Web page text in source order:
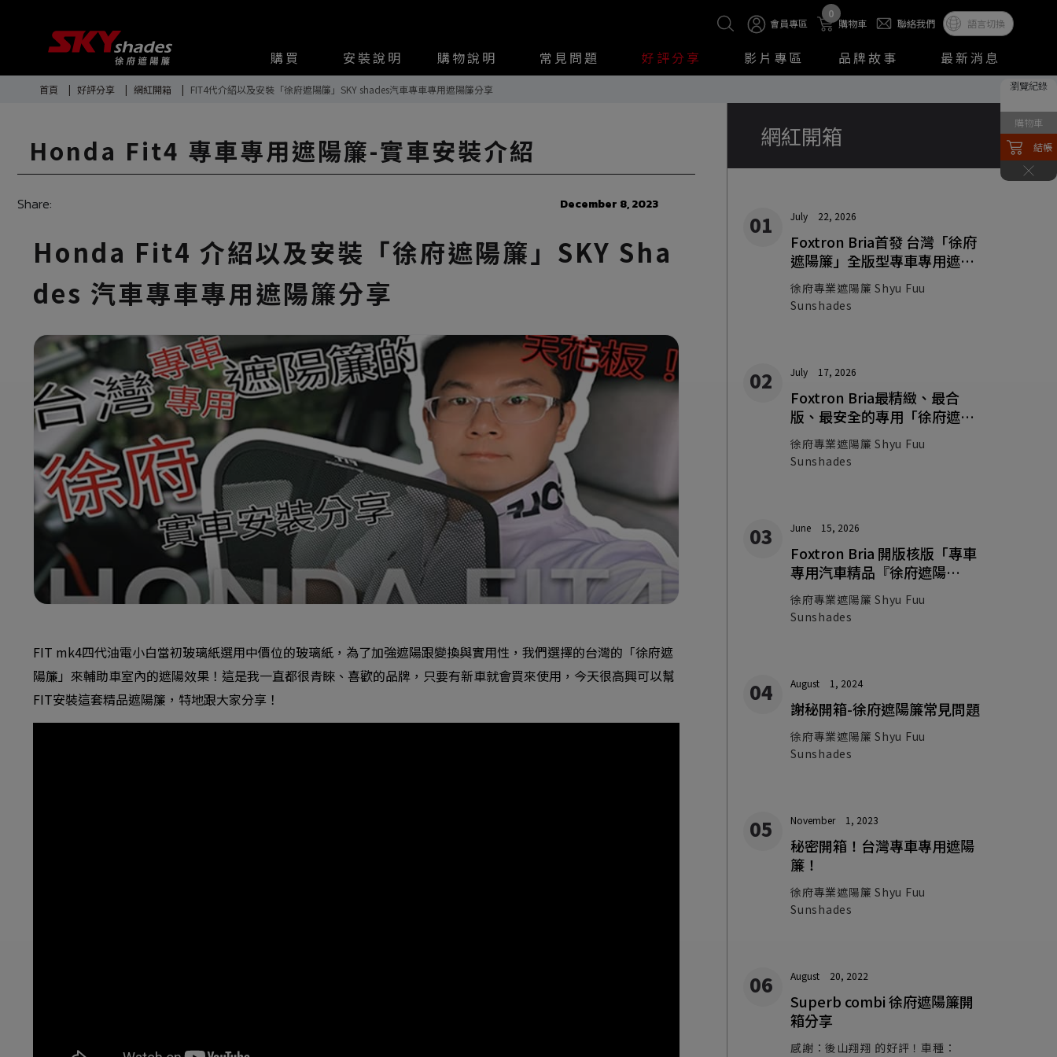
會員專區
0
購物車 聯絡我們 語言切換
購買 安裝說明 購物說明 常見問題 好評分享 影片專區 品牌故事 最新消息
首頁 好評分享 網紅開箱 FIT4代介紹以及安裝「徐府遮陽簾」SKY shades汽車專車專用遮陽簾分享
Honda Fit4 專車專用遮陽簾-實車安裝介紹
Share: December 8, 2023
Honda Fit4 介紹以及安裝「徐府遮陽簾」SKY Sha
des 汽車專車專用遮陽簾分享
FIT mk4四代油電小白當初玻璃紙選用中價位的玻璃紙，為了加強遮陽跟變換與實用性，我們選擇的台灣的「徐府遮
陽簾」來輔助車室內的遮陽效果！這是我一直都很青睞、喜歡的品牌，只要有新車就會買來使用，今天很高興可以幫
FIT安裝這套精品遮陽簾，特地跟大家分享！
網紅開箱
July 22, 2026
Foxtron Bria首發 台灣「徐府
遮陽簾」全版型專車專用遮陽
簾開箱！
徐府專業遮陽簾 Shyu Fuu
Sunshades
July 17, 2026
Foxtron Bria最精緻、最合
版、最安全的專用「徐府遮陽
簾」開箱預告
徐府專業遮陽簾 Shyu Fuu
Sunshades
June 15, 2026
Foxtron Bria 開版核版「專車
專用汽車精品『徐府遮陽
簾』」留言參加團購！
徐府專業遮陽簾 Shyu Fuu
Sunshades
August 1, 2024
謝秘開箱-徐府遮陽簾常見問題
徐府專業遮陽簾 Shyu Fuu
Sunshades
November 1, 2023
秘密開箱！台灣專車專用遮陽
簾！
徐府專業遮陽簾 Shyu Fuu
Sunshades
August 20, 2022
Superb combi 徐府遮陽簾開
箱分享
感謝：後山翔翔 的好評！車種：
瀏覽紀錄
購物車
結帳